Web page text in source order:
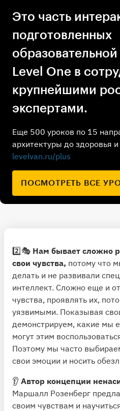
Это часть
подготовленных
Level One в
крупнейшими
экспертами.
Еще 500 уроков по 15
архитектуры до здоровья
levelvan.ru/plus
ПОСМОТРЕТЬ ВСЕ
2️⃣🎭 Нам бывает сложно
свои чувства, потому что
делать и не развивали
интеллект. Сложно еще и
чувства, проявлять их,
уязвимыми. Показывая
демонстрируем, какие мы
могут этим
Поэтому мы часто
свои эмоции и носить
👂 Автор концепции
Маршалл Розенберг
своим чувствам и